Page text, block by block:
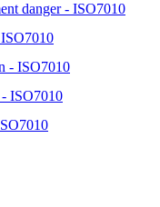
danger - ISO7010
- ISO7010
ISO7010